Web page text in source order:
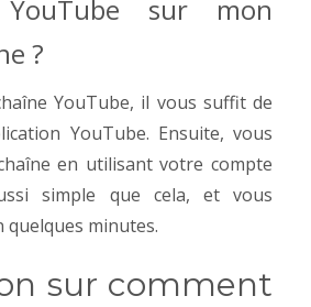
sur mon
?
YouTube, il vous suffit de
YouTube. Ensuite, vous
en utilisant votre compte
simple que cela, et vous
quelques minutes.
sur comment